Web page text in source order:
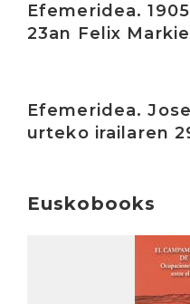
Efemeridea.
23an Felix
Efemeridea.
urteko irailaren
Euskobooks